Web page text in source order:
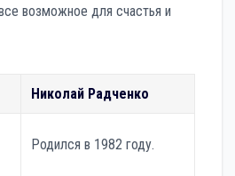
возможное для счастья и
Николай Радченко
Родился в 1982 году.